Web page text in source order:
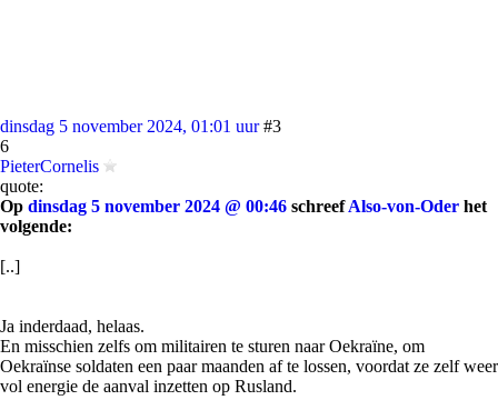
dinsdag 5 november 2024, 01:01 uur #3
6
PieterCornelis
quote:
Op dinsdag 5 november 2024 @ 00:46 schreefAlso-von-Oder het
volgende:
[..]
Ja inderdaad, helaas.
En misschien zelfs om militairen te sturen naar Oekraïne, om
Oekraïnse soldaten een paar maanden af te lossen, voordat ze zelf weer
vol energie de aanval inzetten op Rusland.